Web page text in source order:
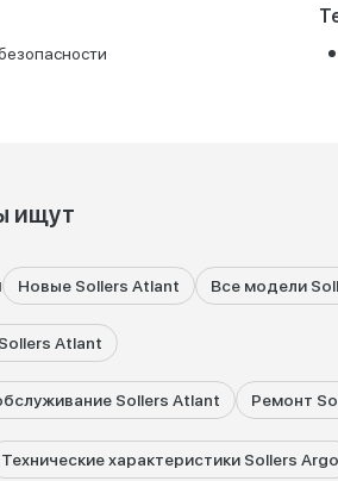
ищут
Новые Sollers Atlant Все модели
Atlant
Sollers Atlant Ремонт
Технические характеристики Sollers Argo